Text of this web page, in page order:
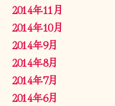
2014年11月
2014年10月
2014年9月
2014年8月
2014年7月
2014年6月